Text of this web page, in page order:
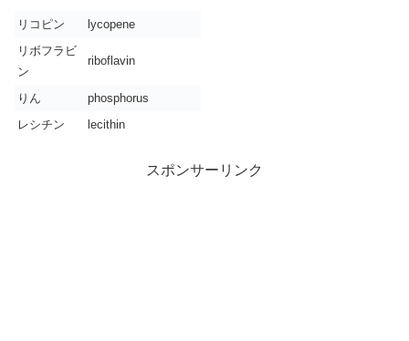
リコピン
lycopene
リボフラビ
ン
riboflavin
りん
phosphorus
レシチン
lecithin
スポンサーリンク